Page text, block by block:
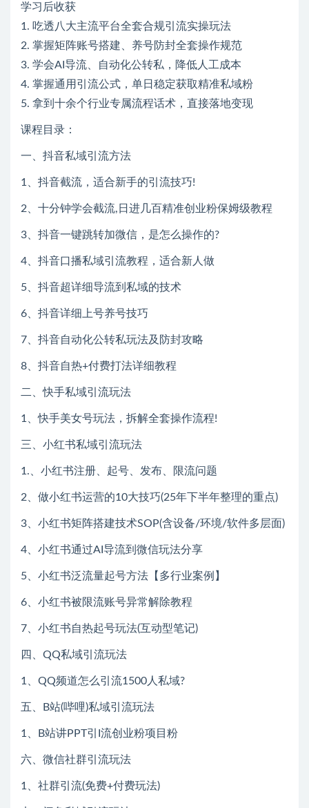
学习后收获
1. 吃透八大主流平台全套合规引流实操玩法
2. 掌握矩阵账号搭建、养号防封全套操作规范
3. 学会AI导流、自动化公转私，降低人工成本
4. 掌握通用引流公式，单日稳定获取精准私域粉
5. 拿到十余个行业专属流程话术，直接落地变现
课程目录：
一、抖音私域引流方法
1、抖音截流，适合新手的引流技巧!
2、十分钟学会截流,日进几百精准创业粉保姆级教程
3、抖音一键跳转加微信，是怎么操作的?
4、抖音口播私域引流教程，适合新人做
5、抖音超详细导流到私域的技术
6、抖音详细上号养号技巧
7、抖音自动化公转私玩法及防封攻略
8、抖音自热+付费打法详细教程
二、快手私域引流玩法
1、快手美女号玩法，拆解全套操作流程!
三、小红书私域引流玩法
1.、小红书注册、起号、发布、限流问题
2、做小红书运营的10大技巧(25年下半年整理的重点)
3、小红书矩阵搭建技术SOP(含设备/环境/软件多层面)
4、小红书通过AI导流到微信玩法分享
5、小红书泛流量起号方法【多行业案例】
6、小红书被限流账号异常解除教程
7、小红书自热起号玩法(互动型笔记)
四、QQ私域引流玩法
1、QQ频道怎么引流1500人私域?
五、B站(哔哩)私域引流玩法
1、B站讲PPT引I流创业粉项目粉
六、微信社群引流玩法
1、社群引流(免费+付费玩法)